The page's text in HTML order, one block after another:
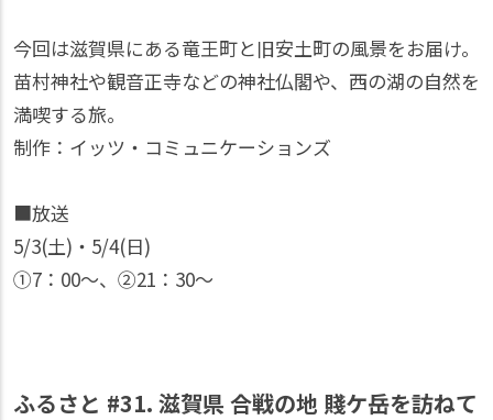
今回は滋賀県にある竜王町と旧安土町の風景をお届け。
苗村神社や観音正寺などの神社仏閣や、西の湖の自然を
満喫する旅。
制作：イッツ・コミュニケーションズ
■放送
5/3(土)・5/4(日)
①7：00〜、②21：30〜
ふるさと #31. 滋賀県 合戦の地 賤ケ岳を訪ねて